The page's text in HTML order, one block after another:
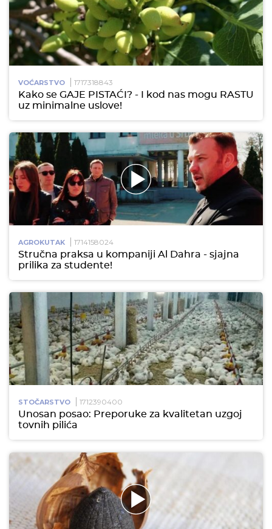
VOĆARSTVO 1717318843
Kako se GAJE PISTAĆI? - I kod nas mogu RASTU
uz minimalne uslove!
AGROKUTAK 1714158024
Stručna praksa u kompaniji Al Dahra - sjajna
prilika za studente!
STOČARSTVO 1712390400
Unosan posao: Preporuke za kvalitetan uzgoj
tovnih pilića